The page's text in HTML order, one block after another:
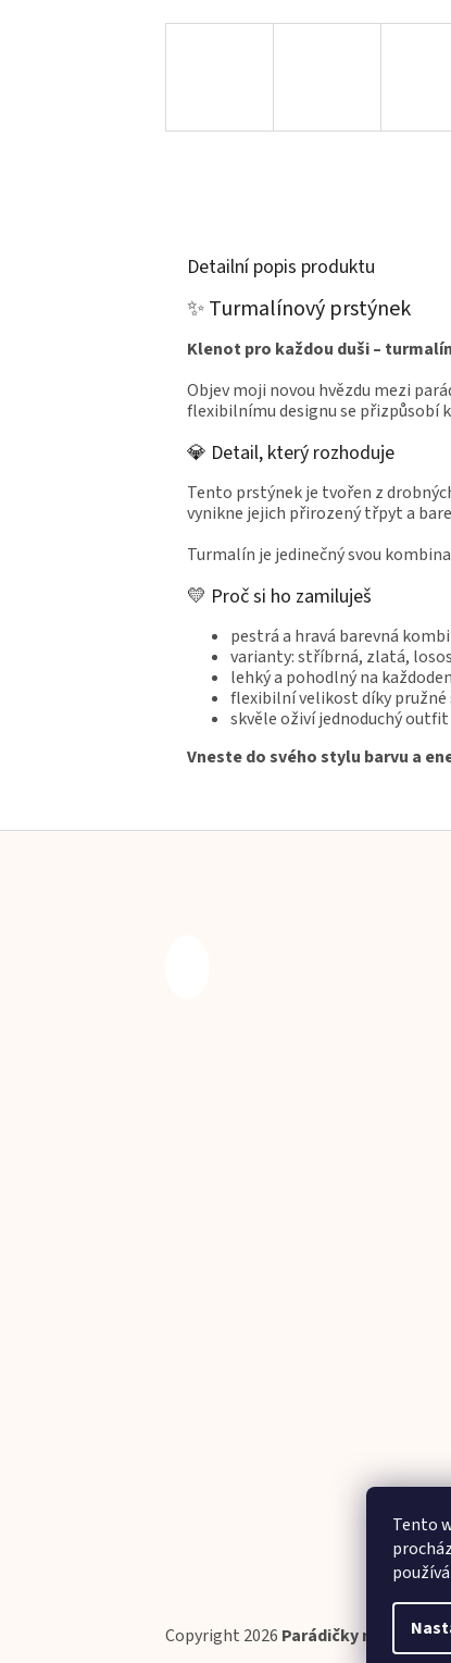
Tento
Detailní popis produktu
✨ Turmalínový prstýnek
Klenot pro každou duši –
Objev moji novou hvězdu mezi
flexibilnímu designu se přizpůsobí
💎 Detail, který rozhoduje
Tento prstýnek je tvořen z
vynikne jejich přirozený třpyt a
Turmalín je jedinečný svou
💛 Proč si ho zamiluješ
pestrá a hravá barevná
varianty: stříbrná, zlatá,
lehký a pohodlný na
flexibilní velikost díky pružné
skvěle oživí jednoduchý outfit
Vneste do svého stylu barvu a
Z
Copyright 2026 Parádičky na ručičky.